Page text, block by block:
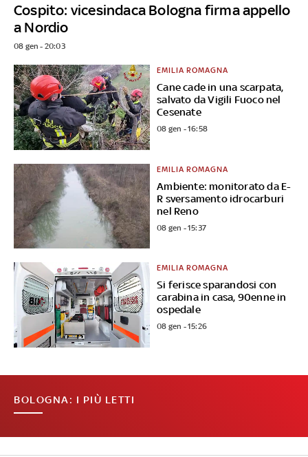
Cospito: vicesindaca Bologna firma appello
a Nordio
08 gen - 20:03
Cane cade in una scarpata,
salvato da Vigili Fuoco nel
Cesenate
EMILIA ROMAGNA
08 gen - 16:58
Ambiente: monitorato da E-
R sversamento idrocarburi
nel Reno
EMILIA ROMAGNA
08 gen - 15:37
Si ferisce sparandosi con
carabina in casa, 90enne in
ospedale
EMILIA ROMAGNA
08 gen - 15:26
BOLOGNA: I PIÙ LETTI